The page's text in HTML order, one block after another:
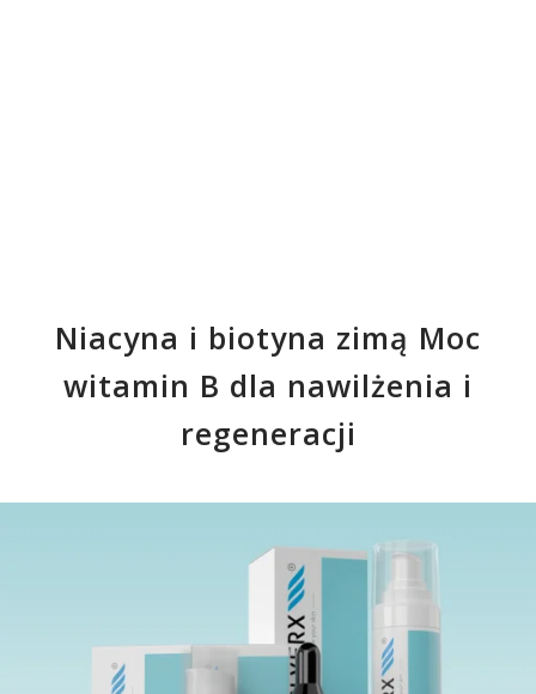
Niacyna i biotyna zimą Moc
witamin B dla nawilżenia i
regeneracji